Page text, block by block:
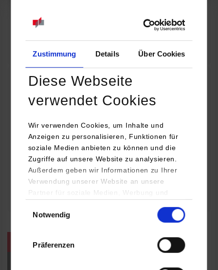
Zustimmung Details Über Cookies
Diese Webseite
verwendet Cookies
Wir verwenden Cookies, um Inhalte und
Anzeigen zu personalisieren, Funktionen für
soziale Medien anbieten zu können und die
Zugriffe auf unsere Website zu analysieren.
Außerdem geben wir Informationen zu Ihrer
Verwendung unserer Website an unsere
Partner für soziale Medien, Werbung und
YouTube, Google Maps) führen diese
Daten zusammen, die Sie ihnen bereitgestellt
haben oder die sie im Rahmen Ihrer Nutzung
Notwendig
Präferenzen
Online INDIS-Infoveranstaltung für Studierende
Zum Event
Technologietag: Clean Urban Transportation –
nachhaltige Mobilität im (sub)urbanen Umfeld
16.09.2026 - 17.09.2026
Im Mittelpunkt stehen elektrische Antriebe, moderne
Batterietechnologien und innovative Fahrzeugkonzepte für
nachhaltige Mobilität in Stadt und…
weitere Veranstaltungen / Termine